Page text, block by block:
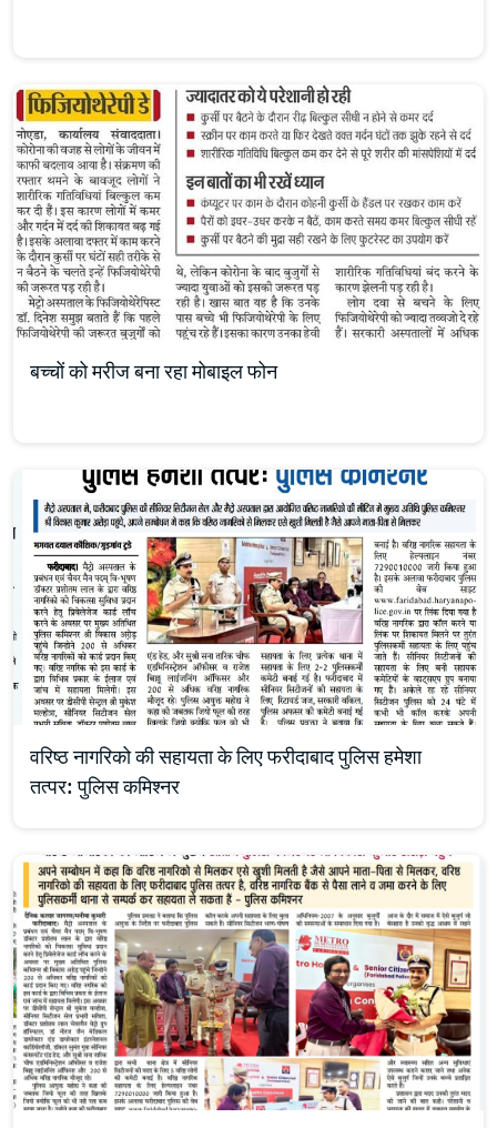
बच्चों को मरीज बना रहा मोबाइल फोन
वरिष्ठ नागरिको की सहायता के लिए फरीदाबाद पुलिस हमेशा
तत्पर: पुलिस कमिश्नर